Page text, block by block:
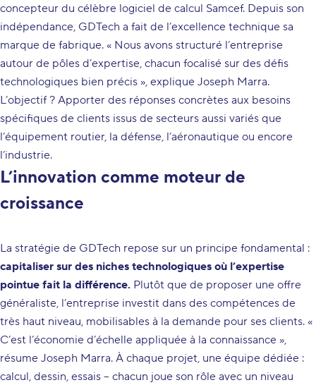
concepteur du célèbre logiciel de calcul Samcef. Depuis son
indépendance, GDTech a fait de l’excellence technique sa
marque de fabrique. « Nous avons structuré l’entreprise
autour de pôles d’expertise, chacun focalisé sur des défis
technologiques bien précis », explique Joseph Marra.
L’objectif ? Apporter des réponses concrètes aux besoins
spécifiques de clients issus de secteurs aussi variés que
l’équipement routier, la défense, l’aéronautique ou encore
l’industrie.
L’innovation comme moteur de
croissance
La stratégie de GDTech repose sur un principe fondamental :
capitaliser sur des niches technologiques où l’expertise
pointue fait la différence. Plutôt que de proposer une offre
généraliste, l’entreprise investit dans des compétences de
très haut niveau, mobilisables à la demande pour ses clients. «
C’est l’économie d’échelle appliquée à la connaissance »,
résume Joseph Marra. À chaque projet, une équipe dédiée :
calcul, dessin, essais – chacun joue son rôle avec un niveau